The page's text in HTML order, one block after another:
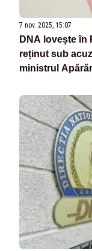
7 nov. 2025, 15:07
DNA lovește în
reținut sub
ministrul